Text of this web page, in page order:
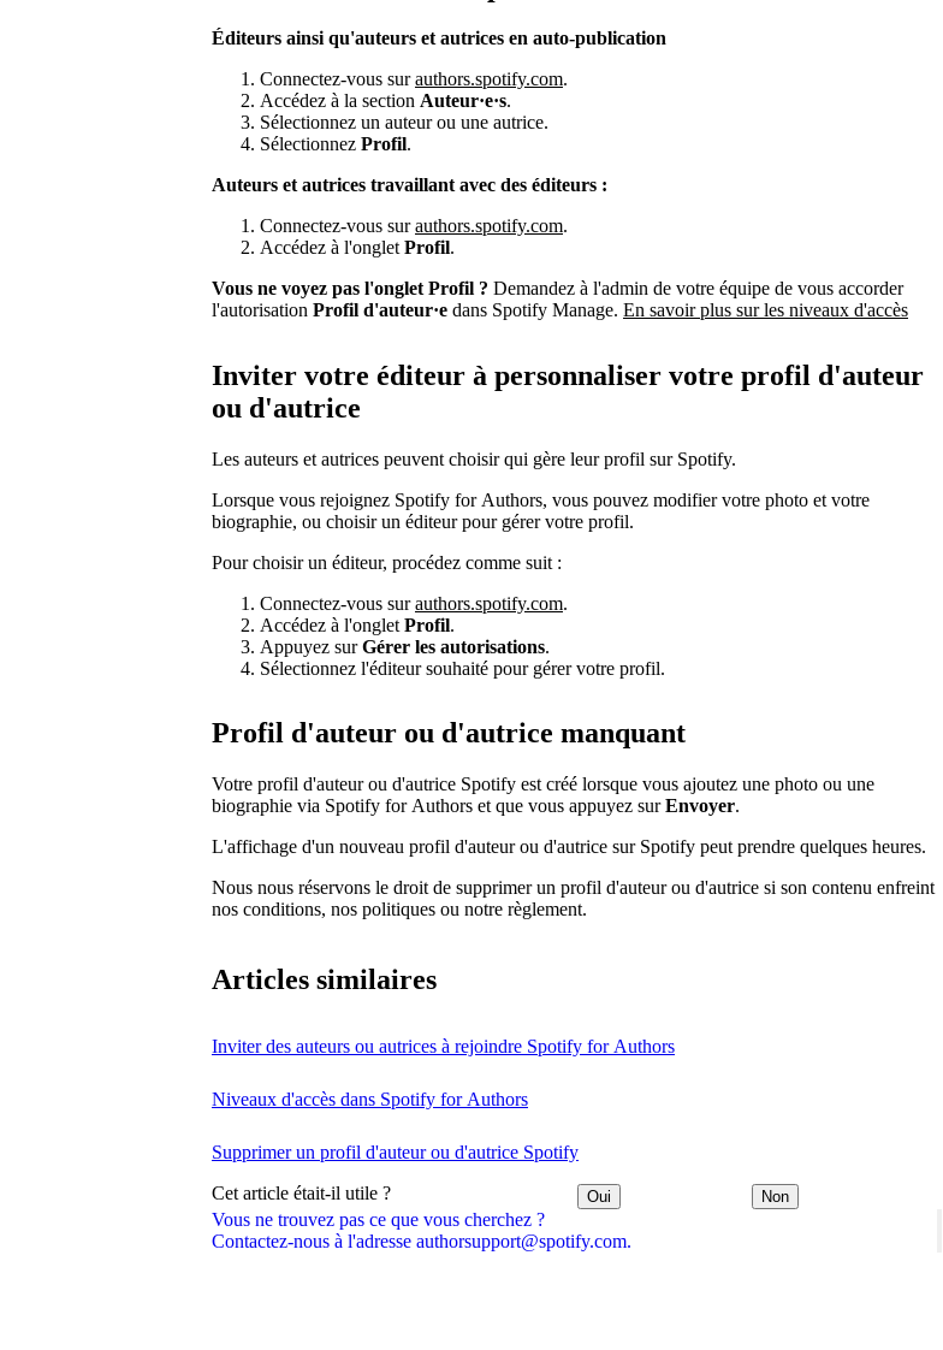
Vous ne trouvez pas ce que vous cherchez ?
Contactez-nous à l'adresse authorsupport@spotify.com.
Éditeurs ainsi qu'auteurs et autrices en auto-publication
Connectez-vous surauthors.spotify.com.
Accédez à la section Auteur·e·s.
Sélectionnez un auteur ou une autrice.
Sélectionnez Profil.
Auteurs et autrices travaillant avec des éditeurs :
Connectez-vous surauthors.spotify.com.
Accédez à l'onglet Profil.
Vous ne voyez pas l'onglet Profil ? Demandez à l'admin de votre équipe de vous accorder
l'autorisation Profil d'auteur·e dans Spotify Manage. En savoir plus sur les niveaux d'accès
Inviter votre éditeur à personnaliser votre profil d'auteur
ou d'autrice
Les auteurs et autrices peuvent choisir qui gère leur profil sur Spotify.
Lorsque vous rejoignez Spotify for Authors, vous pouvez modifier votre photo et votre
biographie, ou choisir un éditeur pour gérer votre profil.
Pour choisir un éditeur, procédez comme suit :
Connectez-vous surauthors.spotify.com.
Accédez à l'onglet Profil.
Appuyez surGérer les autorisations.
Sélectionnez l'éditeur souhaité pour gérer votre profil.
Profil d'auteur ou d'autrice manquant
Votre profil d'auteur ou d'autrice Spotify est créé lorsque vous ajoutez une photo ou une
biographie via Spotify for Authors et que vous appuyez surEnvoyer.
L'affichage d'un nouveau profil d'auteur ou d'autrice sur Spotify peut prendre quelques heures.
Nous nous réservons le droit de supprimer un profil d'auteur ou d'autrice si son contenu enfreint
nos conditions, nos politiques ou notre règlement.
Articles similaires
Inviter des auteurs ou autrices à rejoindre Spotify for Authors
Niveaux d'accès dans Spotify for Authors
Supprimer un profil d'auteur ou d'autrice Spotify
Cet article était-il utile ? Oui Non